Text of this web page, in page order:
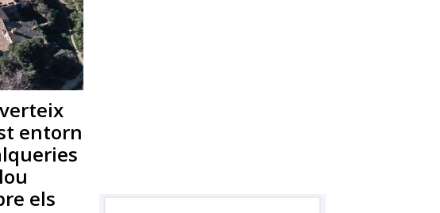
entorn
els